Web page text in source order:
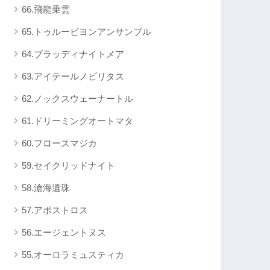
66.飛龍乗雲
65.トゥルービヨンアンサンブル
64.ブラッディナイトメア
63.アイテールノビリタス
62.ノックスウェーナートル
61.ドリーミングオートマタ
60.フロースマジカ
59.セイクリッドナイト
58.滄海遺珠
57.アポストロス
56.エージェントヌス
55.オーロラミュスティカ